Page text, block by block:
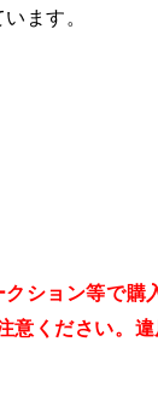
ます。
ション等で
ください。